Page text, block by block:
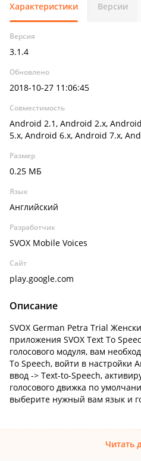
Характеристики Версии
Версия
3.1.4
Обновлено
2018-10-27 11:06:45
Совместимость
Android 2.1, Android 2.x,
5.x, Android 6.x, Android 7.x,
Размер
0.25 МБ
Язык
Английский
Разработчик
SVOX Mobile Voices
Сайт
play.google.com
Описание
SVOX German Petra Trial
приложения SVOX Text To
голосового модуля, вам
To Speech, войти в настройки
ввод -> Text-to-Speech,
голосового движка по
выберите нужный вам язык и
Читать